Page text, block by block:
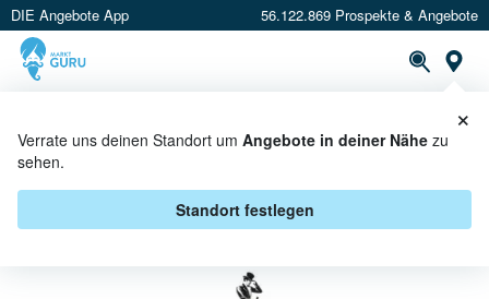
DIE Angebote App 56.122.869 Prospekte & Angebote
Verrate uns deinen Standort um Angebote in deiner Nähe zu
sehen.
Standort festlegen
×
JOHNNIE WALKER BEI GLOBUS -
ANGEBOTE & AKTIONEN